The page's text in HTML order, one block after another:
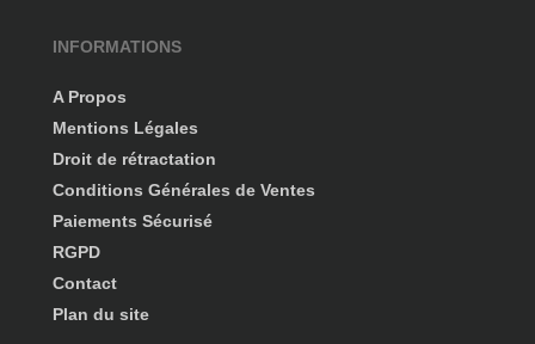
INFORMATIONS
A Propos
Mentions Légales
Droit de rétractation
Conditions Générales de Ventes
Paiements Sécurisé
RGPD
Contact
Plan du site